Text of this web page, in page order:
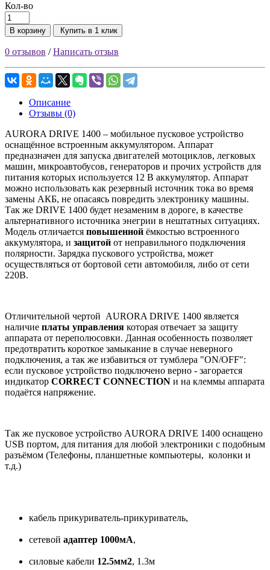
Кол-во
В корзину Купить в 1 клик
0 отзывов /Написать отзыв
Описание
Отзывы (0)
AURORA DRIVE 1400 – мобильное пусковое устройство
оснащённое встроенным аккумулятором. Аппарат
предназначен для запуска двигателей мотоциклов, легковых
машин, микроавтобусов, генераторов и прочих устройств для
питания которых используется 12 В аккумулятор. Аппарат
можно использовать как резервный источник тока во время
замены АКБ, не опасаясь повредить электронику машины.
Так же DRIVE 1400 будет незаменим в дороге, в качестве
альтернативного источника энегрии в нештатных ситуациях.
Модель отличается повышенной ёмкостью встроенного
аккумулятора, и защитой от неправильного подключения
полярности. Зарядка пускового устройства, может
осуществляться от бортовой сети автомобиля, либо от сети
220В.
Отличительной чертой AURORA DRIVE 1400 является
наличие платы управления которая отвечает за защиту
аппарата от переполюсовки. Данная особенность позволяет
предотвратить короткое замыкание в случае неверного
подключения, а так же избавиться от тумблера "ON/OFF":
если пусковое устройство подключено верно - загорается
индикатор CORRECT CONNECTION и на клеммы аппарата
подаётся напряжение.
Так же пусковое устройство AURORA DRIVE 1400 оснащено
USB портом, для питания для любой электроники с подобным
разъёмом (Телефоны, планшетные компьютеры, колонки и
т.д.)
кабель прикуриватель-прикуриватель,
сетевой адаптер 1000мА,
силовые кабели 12.5мм2, 1.3м